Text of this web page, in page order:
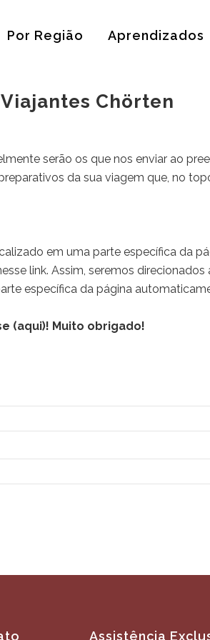
Por Região Aprendizados
Chörten
serão os que nos enviar ao
da sua viagem que, no
em uma parte específica da
link. Assim, seremos
específica da página
(aqui)! Muito obrigado!
Assistência